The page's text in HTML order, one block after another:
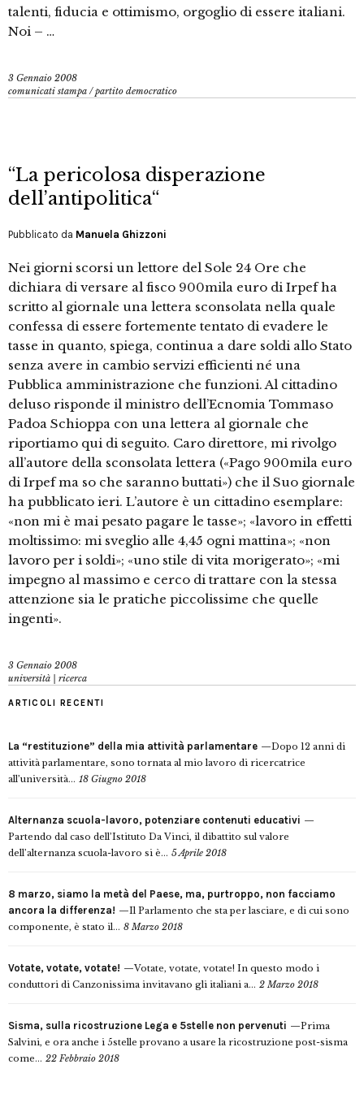
talenti, fiducia e ottimismo, orgoglio di essere italiani.
Noi – …
3 Gennaio 2008
comunicati stampa /partito democratico
“La pericolosa disperazione
dell’antipolitica“
Pubblicato da Manuela Ghizzoni
Nei giorni scorsi un lettore del Sole 24 Ore che
dichiara di versare al fisco 900mila euro di Irpef ha
scritto al giornale una lettera sconsolata nella quale
confessa di essere fortemente tentato di evadere le
tasse in quanto, spiega, continua a dare soldi allo Stato
senza avere in cambio servizi efficienti né una
Pubblica amministrazione che funzioni. Al cittadino
deluso risponde il ministro dell’Ecnomia Tommaso
Padoa Schioppa con una lettera al giornale che
riportiamo qui di seguito. Caro direttore, mi rivolgo
all’autore della sconsolata lettera («Pago 900mila euro
di Irpef ma so che saranno buttati») che il Suo giornale
ha pubblicato ieri. L’autore è un cittadino esemplare:
«non mi è mai pesato pagare le tasse»; «lavoro in effetti
moltissimo: mi sveglio alle 4,45 ogni mattina»; «non
lavoro per i soldi»; «uno stile di vita morigerato»; «mi
impegno al massimo e cerco di trattare con la stessa
attenzione sia le pratiche piccolissime che quelle
ingenti».
3 Gennaio 2008
università | ricerca
ARTICOLI RECENTI
La “restituzione” della mia attività parlamentare
Dopo 12 anni di
attività parlamentare, sono tornata al mio lavoro di ricercatrice
all’università... 18 Giugno 2018
Alternanza scuola-lavoro, potenziare contenuti educativi
Partendo dal caso dell’Istituto Da Vinci, il dibattito sul valore
dell’alternanza scuola-lavoro si è... 5 Aprile 2018
8 marzo, siamo la metà del Paese, ma, purtroppo, non facciamo
ancora la differenza!
Il Parlamento che sta per lasciare, e di cui sono
componente, è stato il... 8 Marzo 2018
Votate, votate, votate!
Votate, votate, votate! In questo modo i
conduttori di Canzonissima invitavano gli italiani a... 2 Marzo 2018
Sisma, sulla ricostruzione Lega e 5stelle non pervenuti
Prima
Salvini, e ora anche i 5stelle provano a usare la ricostruzione post-sisma
come... 22 Febbraio 2018